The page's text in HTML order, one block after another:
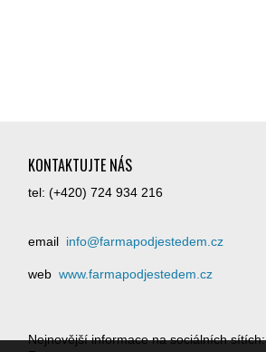
KONTAKTUJTE NÁS
tel: (+420) 724 934 216
email info@farmapodjestedem.cz
web www.farmapodjestedem.cz
Nejnovější informace na sociálních sítích: